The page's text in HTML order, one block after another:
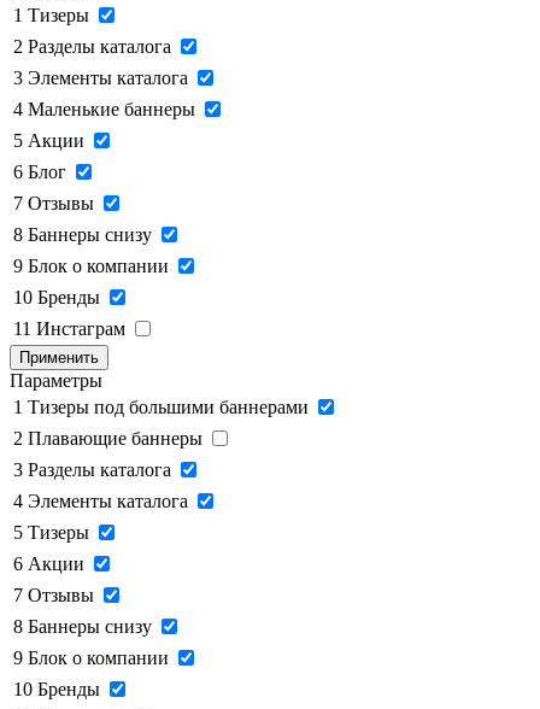
1 Тизеры
2 Разделы каталога
3 Элементы каталога
4 Маленькие баннеры
5 Акции
6 Блог
7 Отзывы
8 Баннеры снизу
9 Блок о компании
10 Бренды
11 Инстаграм
Применить
Параметры
1 Тизеры под большими баннерами
2 Плавающие баннеры
3 Разделы каталога
4 Элементы каталога
5 Тизеры
6 Акции
7 Отзывы
8 Баннеры снизу
9 Блок о компании
10 Бренды